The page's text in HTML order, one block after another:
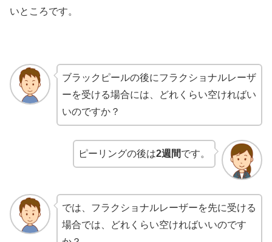
いところです。
ブラックピールの後にフラクショナルレーザ
ーを受ける場合には、どれくらい空ければい
いのですか？
ピーリングの後は2週間です。
では、フラクショナルレーザーを先に受ける
場合では、どれくらい空ければいいのです